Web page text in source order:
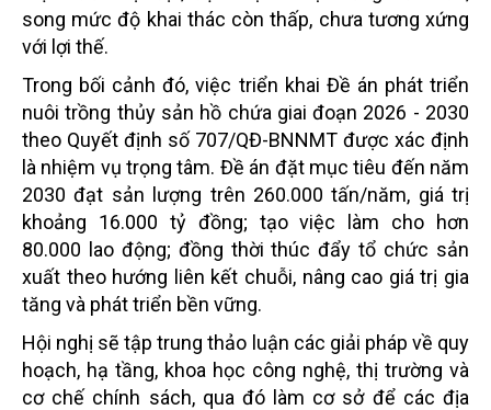
song mức độ khai thác còn thấp, chưa tương xứng
với lợi thế.
Trong bối cảnh đó, việc triển khai Đề án phát triển
nuôi trồng thủy sản hồ chứa giai đoạn 2026 - 2030
theo Quyết định số 707/QĐ-BNNMT được xác định
là nhiệm vụ trọng tâm. Đề án đặt mục tiêu đến năm
2030 đạt sản lượng trên 260.000 tấn/năm, giá trị
khoảng 16.000 tỷ đồng; tạo việc làm cho hơn
80.000 lao động; đồng thời thúc đẩy tổ chức sản
xuất theo hướng liên kết chuỗi, nâng cao giá trị gia
tăng và phát triển bền vững.
Hội nghị sẽ tập trung thảo luận các giải pháp về quy
hoạch, hạ tầng, khoa học công nghệ, thị trường và
cơ chế chính sách, qua đó làm cơ sở để các địa